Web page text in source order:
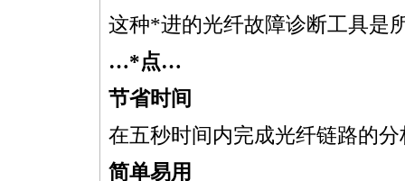
这种*进的光纤故障诊断工具是
…*点…
节省时间
在五秒时间内完成光纤链路的
简单易用